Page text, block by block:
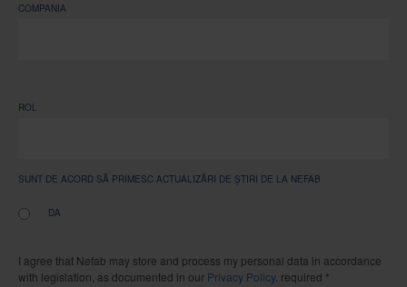
COMPANIA
ROL
SUNT DE ACORD SĂ PRIMESC ACTUALIZĂRI DE ȘTIRI DE LA NEFAB
DA
I agree that Nefab may store and process my personal data in accordance
with legislation, as documented in our Privacy Policy. required *